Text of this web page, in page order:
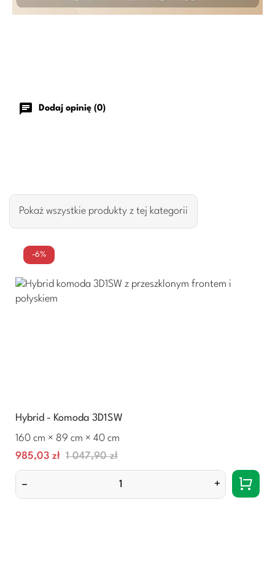
chat Dodaj opinię (0)
Pokaż wszystkie produkty z tej kategorii
-6%
Hybrid - Komoda 3D1SW
160 cm × 89 cm × 40 cm
Cena
985,03 zł Normalna
cena
1 047,90 zł
– +